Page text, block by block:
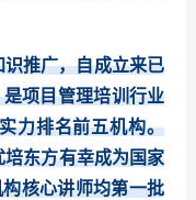
推广，自成立来已
项目管理培训行业
力排名前五机构。
东方有幸成为国家
核心讲师均第一批